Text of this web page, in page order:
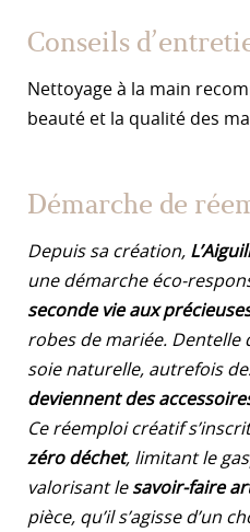
Conseils
Nettoyage à la main
beauté et la qualité des
Démarche de
Depuis sa création,
une démarche éco-
seconde vie aux
robes de mariée. Dentelle
soie naturelle, autrefois
deviennent des
Ce réemploi créatif
zéro déchet, limitant le
valorisant le savoir-faire
pièce, qu’il s’agisse d’un